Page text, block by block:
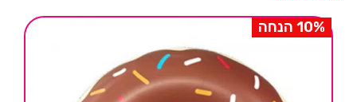
10% הנחה